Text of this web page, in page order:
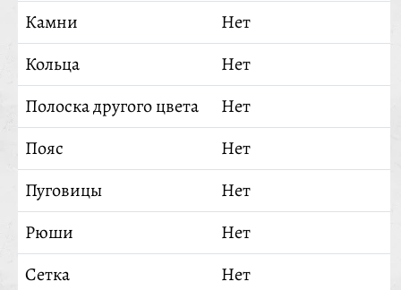
Камни
Нет
Кольца
Нет
Полоска другого цвета
Нет
Пояс
Нет
Пуговицы
Нет
Рюши
Нет
Сетка
Нет